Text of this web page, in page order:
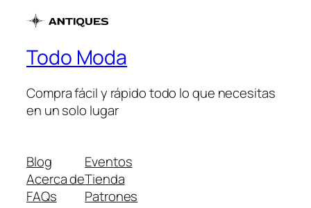
Todo Moda
Compra fácil y rápido todo lo que necesitas
en un solo lugar
Blog
Acerca de
FAQs
Eventos
Tienda
Patrones